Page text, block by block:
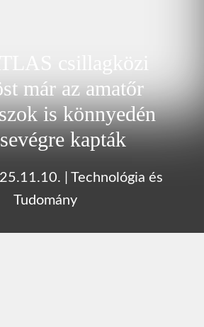
csillagközi
már az amatőr
is könnyedén
kapták
Technológia és
Tudomány